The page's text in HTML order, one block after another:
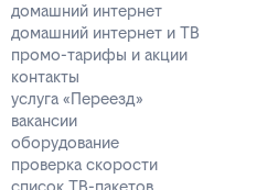
домашний интернет
домашний интернет и ТВ
промо-тарифы и акции
контакты
услуга «Переезд»
вакансии
оборудование
проверка скорости